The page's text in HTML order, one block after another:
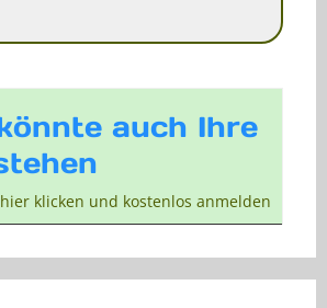
auch Ihre
klicken und kostenlos anmelden